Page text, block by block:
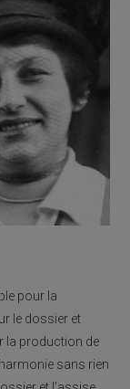
pour la
le dossier et
la production de
sans rien